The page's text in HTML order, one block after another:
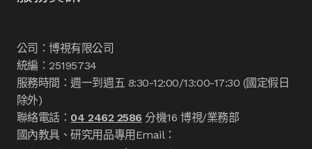
公司：博視有限公司
統編：25195734
服務時間：週一到週五 8:30-12:00/13:00-17:30 (國定假日
除外)
聯絡電話： 04 2462 2586分機16 博視/業務部
國內教具、研究用品專用Email：